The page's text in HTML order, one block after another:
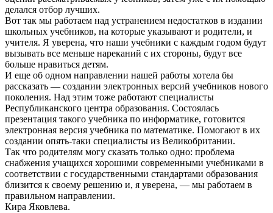
делался отбор лучших.
Вот так мы работаем над устранением недостатков в издании
школьных учебников, на которые указывают и родители, и
учителя. Я уверена, что наши учебники с каждым годом будут
вызывать все меньше нареканий с их стороны, будут все
больше нравиться детям.
И еще об одном направлении нашей работы хотела бы
рассказать — создании электронных версий учебников нового
поколения. Над этим тоже работают специалисты
Республиканского центра образования. Состоялась
презентация такого учебника по информатике, готовится
электронная версия учебника по математике. Помогают в их
создании опять-таки специалисты из Великобритании.
Так что родителям могу сказать только одно: проблема
снабжения учащихся хорошими современными учебниками в
соответствии с государственными стандартами образования
близится к своему решению и, я уверена, — мы работаем в
правильном направлении.
Кира Яковлева.